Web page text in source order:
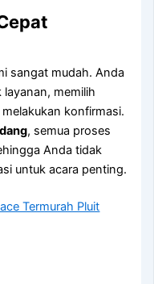
sangat mudah. Anda
memilih
konfirmasi.
, semua proses
Anda tidak
untuk acara penting.
Termurah Pluit